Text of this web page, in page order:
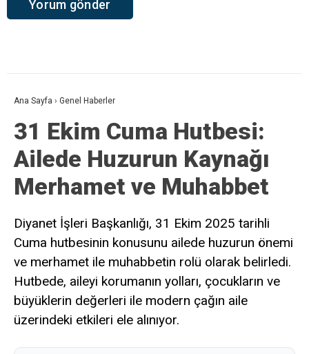
Ana Sayfa › Genel Haberler
31 Ekim Cuma Hutbesi:
Ailede Huzurun Kaynağı
Merhamet ve Muhabbet
Diyanet İşleri Başkanlığı, 31 Ekim 2025 tarihli
Cuma hutbesinin konusunu ailede huzurun önemi
ve merhamet ile muhabbetin rolü olarak belirledi.
Hutbede, aileyi korumanın yolları, çocukların ve
büyüklerin değerleri ile modern çağın aile
üzerindeki etkileri ele alınıyor.